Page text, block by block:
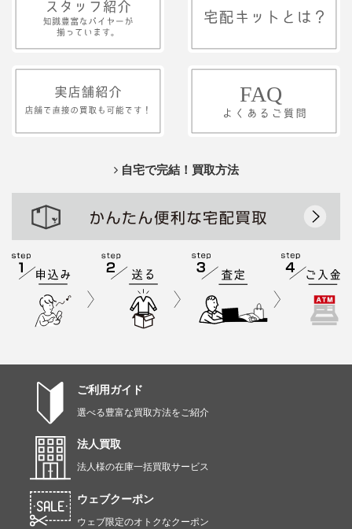
自宅で完結！買取方法
ご利用ガイド
選べる豊富な買取方法をご紹介
法人買取
法人様の在庫一括買取サービス
ウェブクーポン
ウェブ限定のオトクなクーポン